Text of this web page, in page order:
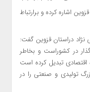
اشاره کرده و برارتباط
نژاد دراستان قزوین گفت:
در کشوراست و بخاطر
های آسان به ۴استان،آن را به ۴راه اقتصادی تبدیل کرده است
تولیدی و صنعتی را در